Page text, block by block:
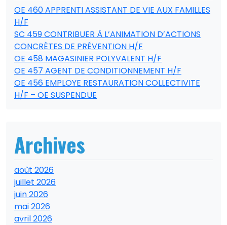
OE 460 APPRENTI ASSISTANT DE VIE AUX FAMILLES
H/F
SC 459 CONTRIBUER À L’ANIMATION D’ACTIONS
CONCRÈTES DE PRÉVENTION H/F
OE 458 MAGASINIER POLYVALENT H/F
OE 457 AGENT DE CONDITIONNEMENT H/F
OE 456 EMPLOYE RESTAURATION COLLECTIVITE
H/F – OE SUSPENDUE
Archives
août 2026
juillet 2026
juin 2026
mai 2026
avril 2026